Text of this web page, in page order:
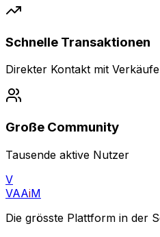
Schnelle Transaktionen
Direkter Kontakt mit
Große Community
Tausende aktive Nutzer
V
VAAiM
Die grösste Plattform in der